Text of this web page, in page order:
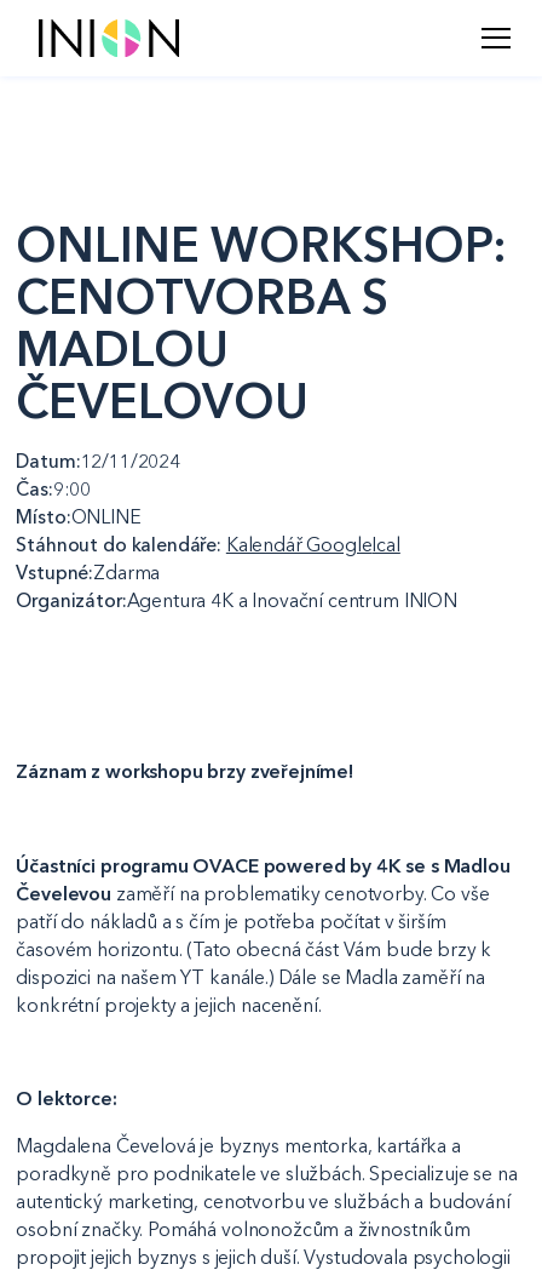
ONLINE WORKSHOP:
CENOTVORBA S
MADLOU
ČEVELOVOU
Datum:12/11/2024
Čas:9:00
Místo:ONLINE
Stáhnout do kalendáře: Kalendář GoogleIcal
Vstupné:Zdarma
Organizátor:Agentura 4K a Inovační centrum INION
Záznam z workshopu brzy zveřejníme!
Účastníci programu OVACE powered by 4K se s Madlou
Čevelevou zaměří na problematiky cenotvorby. Co vše
patří do nákladů a s čím je potřeba počítat v širším
časovém horizontu. (Tato obecná část Vám bude brzy k
dispozici na našem YT kanále.) Dále se Madla zaměří na
konkrétní projekty a jejich nacenění.
O lektorce:
Magdalena Čevelová je byznys mentorka, kartářka a
poradkyně pro podnikatele ve službách. Specializuje se na
autentický marketing, cenotvorbu ve službách a budování
osobní značky. Pomáhá volnonožcům a živnostníkům
propojit jejich byznys s jejich duší. Vystudovala psychologii